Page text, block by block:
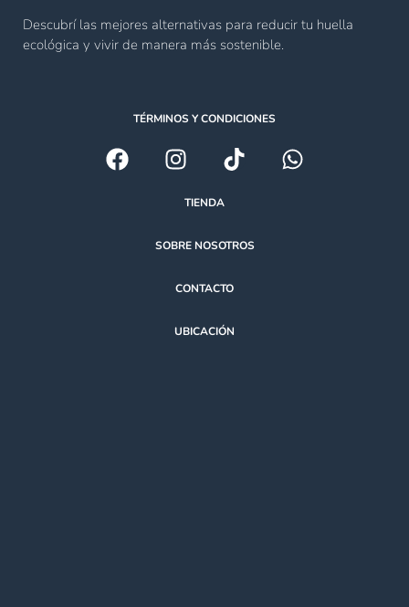
Descubrí las mejores alternativas para reducir tu huella
ecológica y vivir de manera más sostenible.
TÉRMINOS Y CONDICIONES
TIENDA
SOBRE NOSOTROS
CONTACTO
UBICACIÓN